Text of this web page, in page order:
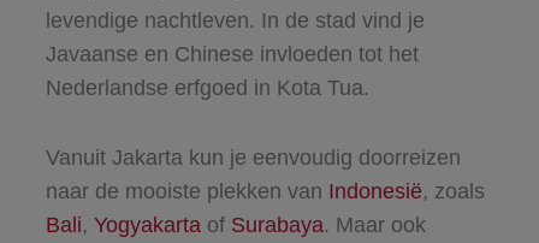
levendige nachtleven. In de stad vind je
Javaanse en Chinese invloeden tot het
Nederlandse erfgoed in Kota Tua.
Vanuit Jakarta kun je eenvoudig doorreizen
naar de mooiste plekken van Indonesië, zoals
Bali, Yogyakarta of Surabaya. Maar ook